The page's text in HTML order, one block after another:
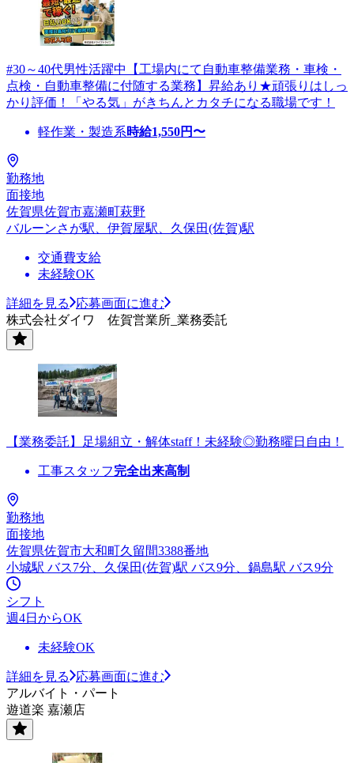
#30～40代男性活躍中【工場内にて自動車整備業務・車検・
点検・自動車整備に付随する業務】昇給あり★頑張りはしっ
かり評価！「やる気」がきちんとカタチになる職場です！
軽作業・製造系時給1,550円〜
勤務地
面接地
佐賀県佐賀市嘉瀬町萩野
バルーンさが駅、伊賀屋駅、久保田(佐賀)駅
交通費支給
未経験OK
詳細を見る
応募画面に進む
株式会社ダイワ 佐賀営業所_業務委託
【業務委託】足場組立・解体staff！未経験◎勤務曜日自由！
工事スタッフ完全出来高制
勤務地
面接地
佐賀県佐賀市大和町久留間3388番地
小城駅 バス7分、久保田(佐賀)駅 バス9分、鍋島駅 バス9分
シフト
週4日からOK
未経験OK
詳細を見る
応募画面に進む
アルバイト・パート
遊道楽 嘉瀬店